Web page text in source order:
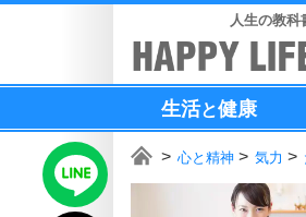
人生の教科
生活と健康
心と精神 気力